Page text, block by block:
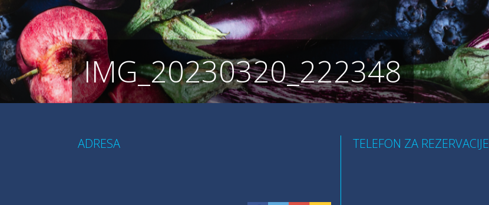
IMG_20230320_222348
ADRESA TELEFON ZA REZERVACIJE